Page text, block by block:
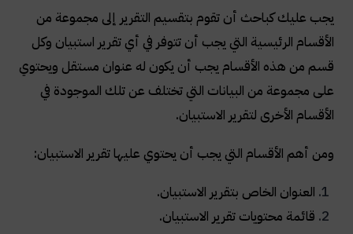
يجب عليك كباحث أن تقوم بتقسيم التقرير إلى مجموعة من
الأقسام الرئيسية التي يجب أن تتوفر في أي تقرير استبيان وكل
قسم من هذه الأقسام يجب أن يكون له عنوان مستقل ويحتوي
على مجموعة من البيانات التي تختلف عن تلك الموجودة في
الأقسام الأخرى لتقرير الاستبيان.
ومن أهم الأقسام التي يجب أن يحتوي عليها تقرير الاستبيان:
العنوان الخاص بتقرير الاستبيان.
قائمة محتويات تقرير الاستبيان.